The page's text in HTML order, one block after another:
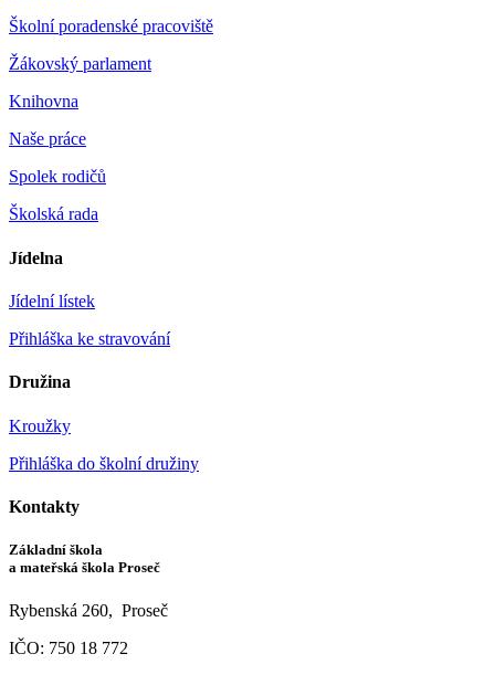
Školní poradenské pracoviště
Žákovský parlament
Knihovna
Naše práce
Spolek rodičů
Školská rada
Jídelna
Jídelní lístek
Přihláška ke stravování
Družina
Kroužky
Přihláška do školní družiny
Kontakty
Základní škola
a mateřská škola Proseč
Rybenská 260, Proseč
IČO: 750 18 772